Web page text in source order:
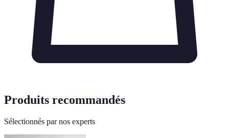
Produits recommandés
Sélectionnés par nos experts